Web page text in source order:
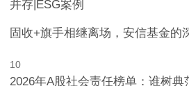
并存|ESG案例
固收+旗手相继离场，安信基金的
10